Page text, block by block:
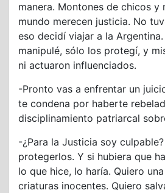
manera. Montones de chicos y
mundo merecen justicia. No
eso decidí viajar a la
manipulé, sólo los protegí, y
ni actuaron influenciados.
-Pronto vas a enfrentar un
te condena por haberte
disciplinamiento patriarcal
-¿Para la Justicia soy
protegerlos. Y si hubiera que
lo que hice, lo haría. Quiero
criaturas inocentes. Quiero